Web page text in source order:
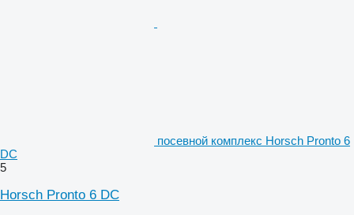
посевной комплекс Horsch Pronto 6
DC
5
Horsch Pronto 6 DC